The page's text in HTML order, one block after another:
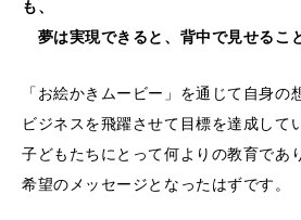
も、
夢は実現できると、背中で見せるこ
「お絵かきムービー」を通じて自身の
ビジネスを飛躍させて目標を達成して
子どもたちにとって何よりの教育であり
希望のメッセージとなったはずです。